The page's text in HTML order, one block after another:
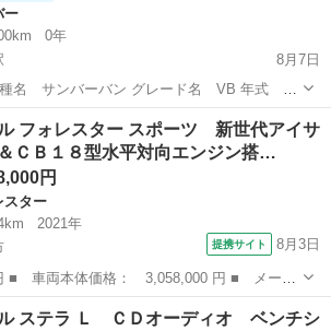
ー
0年
8月7日
名 サンバーバン グレード名 VB 年式 平
距離 103,000 km 色 シルバー 車検有効期限
速マニュアル 型式 LE-TV2 駆動方式...
サンバー バン
フォレスター スポーツ 新世代アイサ
ＣＢ１８型水平対向エンジン搭…
円
スター
2021年
提携サイト 8月3日
： フォレスター ■ グレード名： スポ
＆ＣＢ１８型水平対向エンジン搭載 新世代
ステラ Ｌ ＣＤオーディオ ベンチシ